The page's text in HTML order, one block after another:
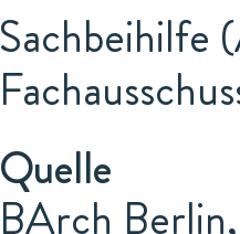
Sachbeihilfe
Quelle
BArch